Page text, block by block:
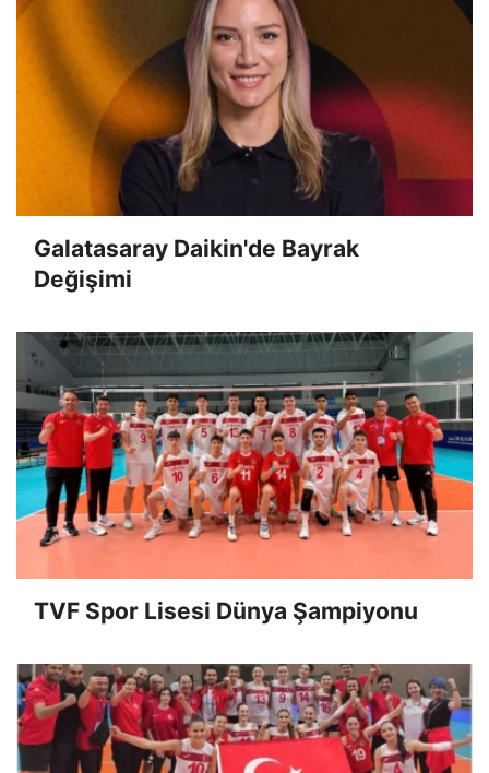
Galatasaray Daikin'de Bayrak
Değişimi
TVF Spor Lisesi Dünya Şampiyonu